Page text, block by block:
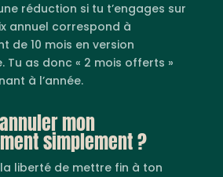
réduction si tu t’engages sur
annuel correspond à
de 10 mois en version
Tu as donc « 2 mois offerts »
à l’année.
mon
simplement ?
liberté de mettre fin à ton